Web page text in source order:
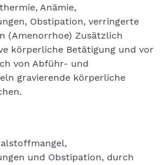
Anämie,
Obstipation, verringerte
(Amenorrhoe) Zusätzlich
körperliche Betätigung und vor
von Abführ- und
gravierende körperliche
und Obstipation, durch